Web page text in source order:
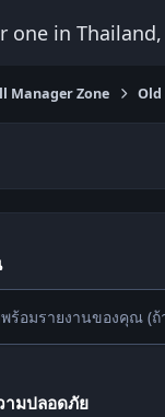
one in
Manager Zone Old
ร้อมรายงานของคุณ (ถ้
ามปลอดภัย